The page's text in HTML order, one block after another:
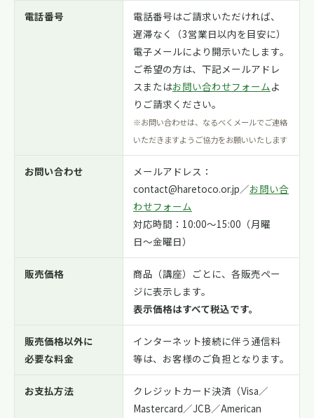
電話番号
電話番号はご請求いただければ、
遅滞なく（3営業日以内を目安に）
電子メールにより開示いたします。
ご希望の方は、下記メールアドレ
スまたはお問い合わせフォームよ
りご請求ください。
※お問い合わせは、なるべくメールでご連絡
いただきますようご協力をお願いいたします
お問い合わせ
メールアドレス：
contact@haretoco.or.jp／お問い合
わせフォーム
対応時間：10:00〜15:00（月曜
日〜金曜日）
販売価格
商品（講座）ごとに、各販売ペー
ジに表示します。
表示価格はすべて税込です。
販売価格以外に
必要な料金
インターネット接続に伴う通信料
等は、お客様のご負担となります。
お支払方法
クレジットカード決済（Visa／
Mastercard／JCB／American